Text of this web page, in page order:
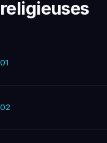
religieuses
01
02